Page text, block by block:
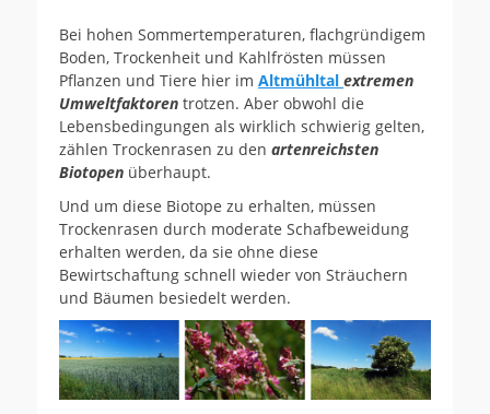
Bei hohen Sommertemperaturen, flachgründigem
Boden, Trockenheit und Kahlfrösten müssen
Pflanzen und Tiere hier im Altmühltal extremen
Umweltfaktoren trotzen. Aber obwohl die
Lebensbedingungen als wirklich schwierig gelten,
zählen Trockenrasen zu den artenreichsten
Biotopen überhaupt.
Und um diese Biotope zu erhalten, müssen
Trockenrasen durch moderate Schafbeweidung
erhalten werden, da sie ohne diese
Bewirtschaftung schnell wieder von Sträuchern
und Bäumen besiedelt werden.